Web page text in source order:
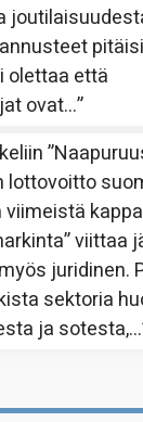
olettaa että
ovat…”
lottovoitto
viittaa
juridinen.
sektoria
ja sotesta,…